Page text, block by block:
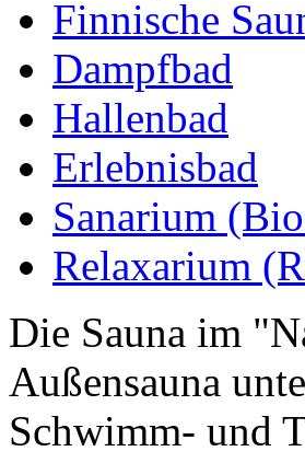
Finnische
Dampfbad
Hallenbad
Erlebnisbad
Sanarium
Relaxarium
Die Sauna im
Außensauna
Schwimm- und